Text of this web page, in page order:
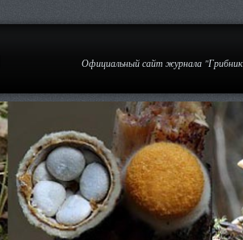
Официальный сайт журнала